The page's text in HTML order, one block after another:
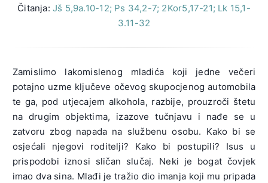
Čitanja: Jš 5,9a.10-12; Ps 34,2-7; 2Kor5,17-21; Lk 15,1-
3.11-32
Zamislimo lakomislenog mladića koji jedne večeri
potajno uzme ključeve očevog skupocjenog automobila
te ga, pod utjecajem alkohola, razbije, prouzroči štetu
na drugim objektima, izazove tučnjavu i nađe se u
zatvoru zbog napada na službenu osobu. Kako bi se
osjećali njegovi roditelji? Kako bi postupili? Isus u
prispodobi iznosi sličan slučaj. Neki je bogat čovjek
imao dva sina. Mlađi je tražio dio imanja koji mu pripada